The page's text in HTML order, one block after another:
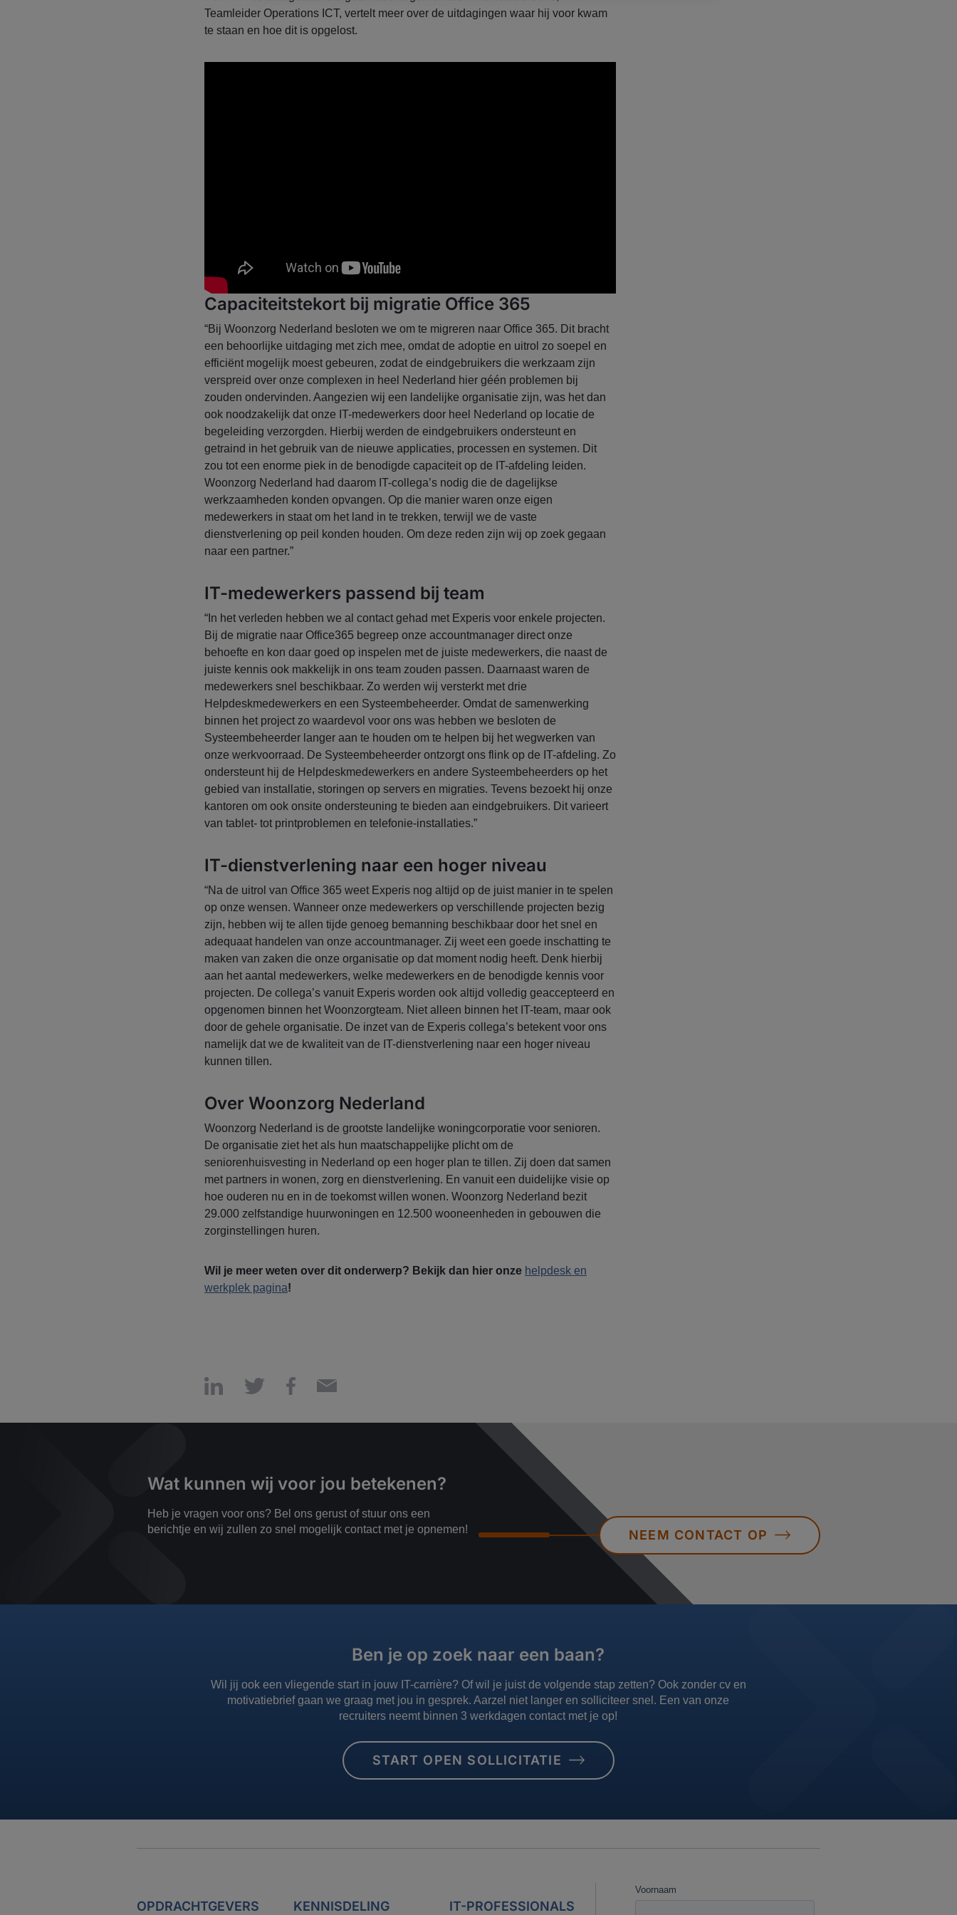
Teamleider Operations ICT, vertelt meer over de uitdagingen waar hij voor kwam
te staan en hoe dit is opgelost.
Capaciteitstekort bij migratie Office 365
“Bij Woonzorg Nederland besloten we om te migreren naar Office 365. Dit bracht
een behoorlijke uitdaging met zich mee, omdat de adoptie en uitrol zo soepel en
efficiënt mogelijk moest gebeuren, zodat de eindgebruikers die werkzaam zijn
verspreid over onze complexen in heel Nederland hier géén problemen bij
zouden ondervinden. Aangezien wij een landelijke organisatie zijn, was het dan
ook noodzakelijk dat onze IT-medewerkers door heel Nederland op locatie de
begeleiding verzorgden. Hierbij werden de eindgebruikers ondersteunt en
getraind in het gebruik van de nieuwe applicaties, processen en systemen. Dit
zou tot een enorme piek in de benodigde capaciteit op de IT-afdeling leiden.
Woonzorg Nederland had daarom IT-collega’s nodig die de dagelijkse
werkzaamheden konden opvangen. Op die manier waren onze eigen
medewerkers in staat om het land in te trekken, terwijl we de vaste
dienstverlening op peil konden houden. Om deze reden zijn wij op zoek gegaan
naar een partner.”
IT-medewerkers passend bij team
“In het verleden hebben we al contact gehad met Experis voor enkele projecten.
Bij de migratie naar Office365 begreep onze accountmanager direct onze
behoefte en kon daar goed op inspelen met de juiste medewerkers, die naast de
juiste kennis ook makkelijk in ons team zouden passen. Daarnaast waren de
medewerkers snel beschikbaar. Zo werden wij versterkt met drie
Helpdeskmedewerkers en een Systeembeheerder. Omdat de samenwerking
binnen het project zo waardevol voor ons was hebben we besloten de
Systeembeheerder langer aan te houden om te helpen bij het wegwerken van
onze werkvoorraad. De Systeembeheerder ontzorgt ons flink op de IT-afdeling. Zo
ondersteunt hij de Helpdeskmedewerkers en andere Systeembeheerders op het
gebied van installatie, storingen op servers en migraties. Tevens bezoekt hij onze
kantoren om ook onsite ondersteuning te bieden aan eindgebruikers. Dit varieert
van tablet- tot printproblemen en telefonie-installaties.”
IT-dienstverlening naar een hoger niveau
“Na de uitrol van Office 365 weet Experis nog altijd op de juist manier in te spelen
op onze wensen. Wanneer onze medewerkers op verschillende projecten bezig
zijn, hebben wij te allen tijde genoeg bemanning beschikbaar door het snel en
adequaat handelen van onze accountmanager. Zij weet een goede inschatting te
maken van zaken die onze organisatie op dat moment nodig heeft. Denk hierbij
aan het aantal medewerkers, welke medewerkers en de benodigde kennis voor
projecten. De collega’s vanuit Experis worden ook altijd volledig geaccepteerd en
opgenomen binnen het Woonzorgteam. Niet alleen binnen het IT-team, maar ook
door de gehele organisatie. De inzet van de Experis collega’s betekent voor ons
namelijk dat we de kwaliteit van de IT-dienstverlening naar een hoger niveau
kunnen tillen.
Over Woonzorg Nederland
Woonzorg Nederland is de grootste landelijke woningcorporatie voor senioren.
De organisatie ziet het als hun maatschappelijke plicht om de
seniorenhuisvesting in Nederland op een hoger plan te tillen. Zij doen dat samen
met partners in wonen, zorg en dienstverlening. En vanuit een duidelijke visie op
hoe ouderen nu en in de toekomst willen wonen. Woonzorg Nederland bezit
29.000 zelfstandige huurwoningen en 12.500 wooneenheden in gebouwen die
zorginstellingen huren.
Wil je meer weten over dit onderwerp? Bekijk dan hier onze helpdesk en
werkplek pagina!
Wat kunnen wij voor jou betekenen?
Heb je vragen voor ons? Bel ons gerust of stuur ons een
berichtje en wij zullen zo snel mogelijk contact met je opnemen!
NEEM CONTACT OP
Ben je op zoek naar een baan?
Wil jij ook een vliegende start in jouw IT-carrière? Of wil je juist de volgende stap zetten? Ook zonder cv en
motivatiebrief gaan we graag met jou in gesprek. Aarzel niet langer en solliciteer snel. Een van onze
recruiters neemt binnen 3 werkdagen contact met je op!
START OPEN SOLLICITATIE
OPDRACHTGEVERS KENNISDELING IT-PROFESSIONALS